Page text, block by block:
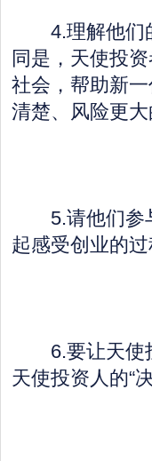
4.理解他们的
同是，天使投
社会，帮助新
清楚、风险更
5.请他们参与
起感受创业的过
6.要让天使投
天使投资人的“